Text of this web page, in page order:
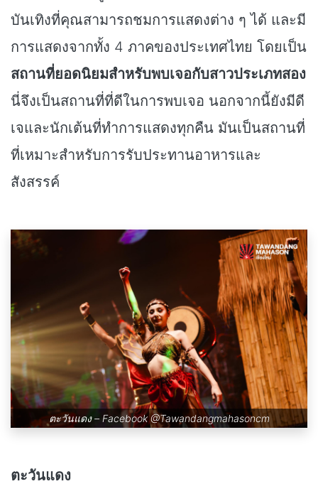
บันเทิงที่คุณสามารถชมการแสดงต่าง ๆ ได้ และมี
การแสดงจากทั้ง 4 ภาคของประเทศไทย โดยเป็น
สถานที่ยอดนิยมสำหรับพบเจอกับสาวประเภทสอง
นี่จึงเป็นสถานที่ที่ดีในการพบเจอ นอกจากนี้ยังมีดี
เจและนักเต้นที่ทำการแสดงทุกคืน มันเป็นสถานที่
ที่เหมาะสำหรับการรับประทานอาหารและ
สังสรรค์
ตะวันแดง – Facebook @Tawandangmahasoncm
ตะวันแดง